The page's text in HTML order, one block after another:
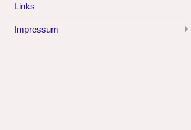
Links
Impressum